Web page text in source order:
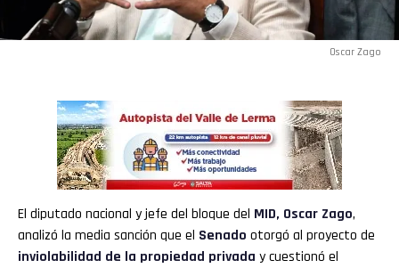
Oscar Zago
El diputado nacional y jefe del bloque del MID, Oscar Zago,
analizó la media sanción que el Senado otorgó al proyecto de
inviolabilidad de la propiedad privada y cuestionó el